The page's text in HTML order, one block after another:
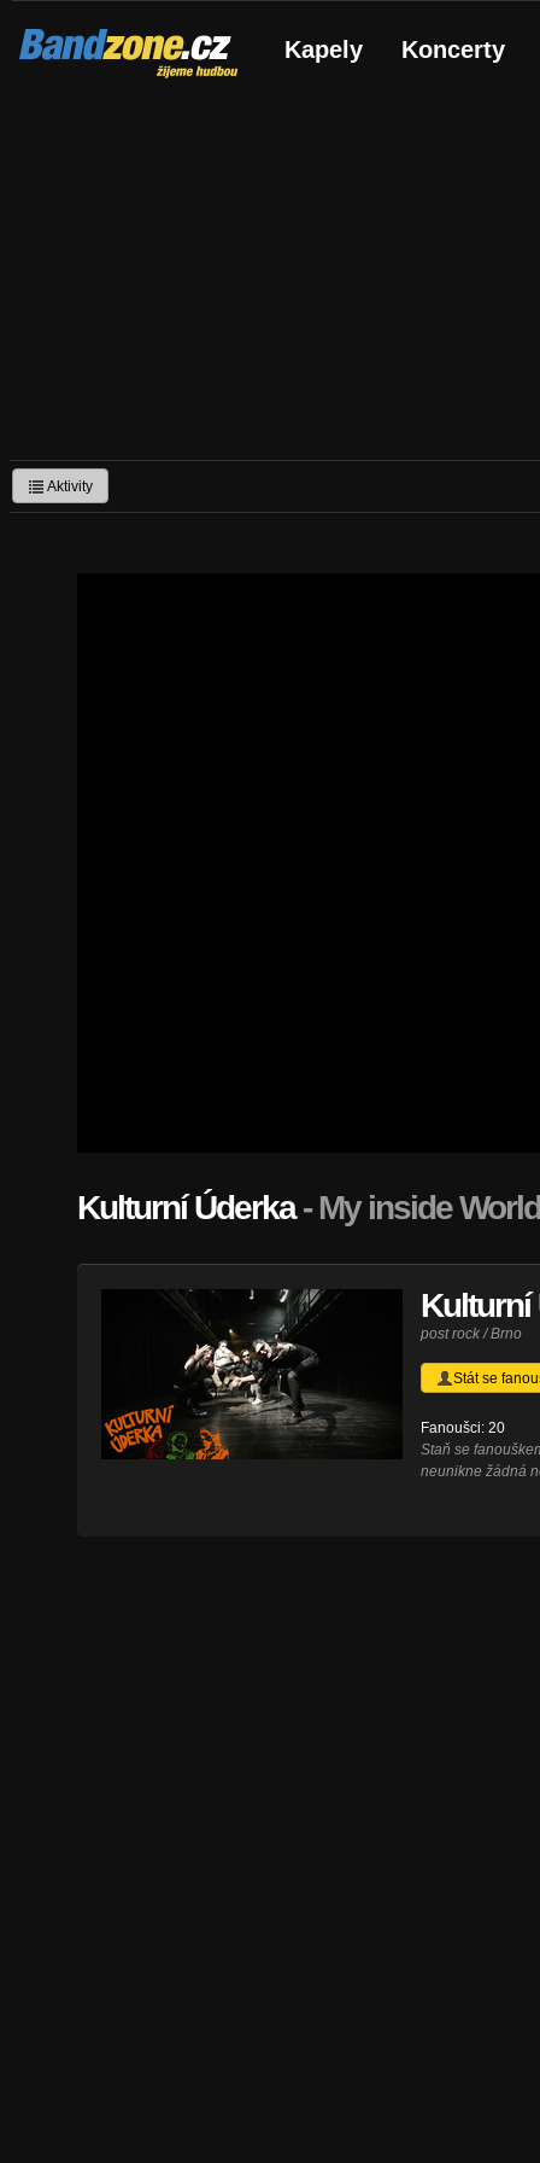
Bandzone.cz
žijeme hudbou Kapely Koncerty
Aktivity
Kulturní Úderka- My inside
Kulturní
post rock / Brno
Stát se
Fanoušci: 20
Staň se
neunikne žádná